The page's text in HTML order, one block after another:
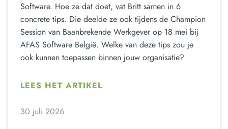
Software. Hoe ze dat doet, vat Britt samen in 6
concrete tips. Die deelde ze ook tijdens de Champion
Session van Baanbrekende Werkgever op 18 mei bij
AFAS Software België. Welke van deze tips zou je
ook kunnen toepassen binnen jouw organisatie?
LEES HET ARTIKEL
30 juli 2026